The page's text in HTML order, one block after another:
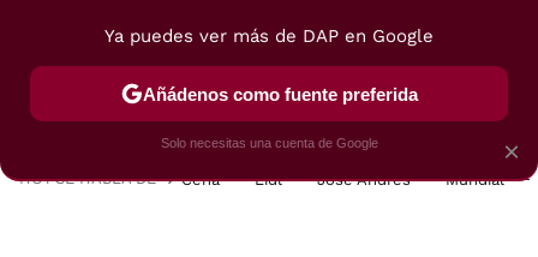
POSTRES VIAJES SELECCIÓN VEGUI
HOY SE HABLA DE Cena Lidl José Andrés Mundial
×
Ya puedes ver más de DAP en Google
Añádenos como fuente preferida
Solo necesitas una cuenta de Google